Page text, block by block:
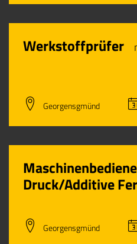
Werkstoffprüfer
Georgensgmünd
Druck/Additive
Georgensgmünd